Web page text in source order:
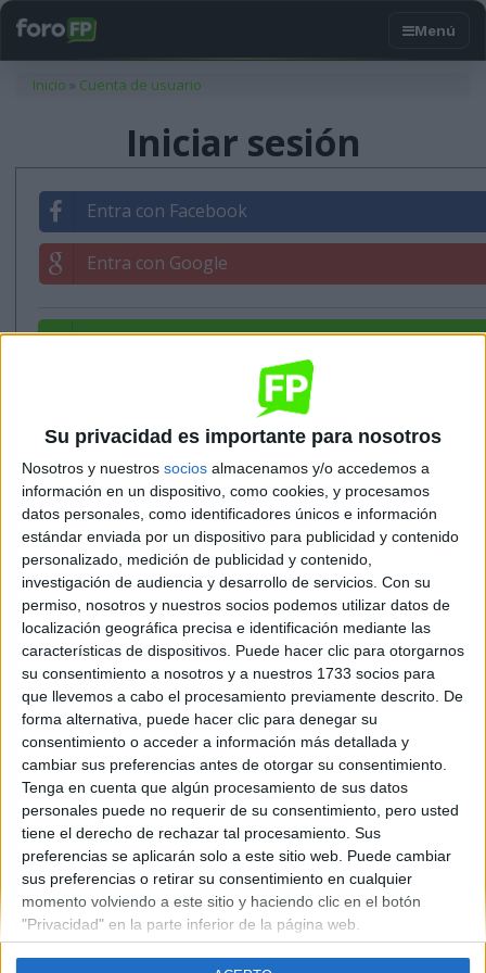
Su privacidad es importante para nosotros
Nosotros y nuestros socios almacenamos y/o accedemos a
información en un dispositivo, como cookies, y procesamos
datos personales, como identificadores únicos e información
estándar enviada por un dispositivo para publicidad y contenido
personalizado, medición de publicidad y contenido,
investigación de audiencia y desarrollo de servicios. Con su
permiso, nosotros y nuestros socios podemos utilizar datos de
localización geográfica precisa e identificación mediante las
características de dispositivos. Puede hacer clic para otorgarnos
su consentimiento a nosotros y a nuestros 1733 socios para
que llevemos a cabo el procesamiento previamente descrito. De
forma alternativa, puede hacer clic para denegar su
consentimiento o acceder a información más detallada y
cambiar sus preferencias antes de otorgar su consentimiento.
Tenga en cuenta que algún procesamiento de sus datos
personales puede no requerir de su consentimiento, pero usted
tiene el derecho de rechazar tal procesamiento. Sus
preferencias se aplicarán solo a este sitio web. Puede cambiar
sus preferencias o retirar su consentimiento en cualquier
momento volviendo a este sitio y haciendo clic en el botón
"Privacidad" en la parte inferior de la página web.
Usted está aquí
Inicio » Cuenta de usuario
Iniciar sesión
Entra con Facebook
Entra con Google
Entrar con tu correo
Contáctanos
Diego de León 47, 28006 Madrid
Phone:+34 91 593 2767
Email: info@forofp.es
Información legal
Aviso legal
Política de privacidad
Condiciones generales de contratación
Política de cookies